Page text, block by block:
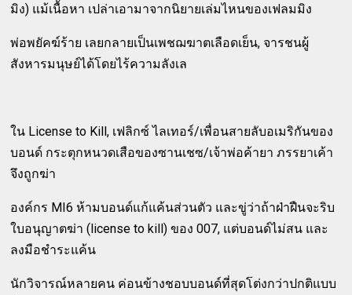
มิง) แม้เนื้อหา เปล่าเอามาจากนิยายเล่มไหนของเฟลมมิง
พ่อพยัคฆ์ร้าย เลยกลายเป็นเพชฌฆาตเลือดเย็น, จารชนผู้
สังหารมนุษย์ได้โดยไร้ความลังเล
ใน License to Kill, เฟลิกซ์ ไลเทอร์/เพื่อนสายลับอเมริกันของ
บอนด์ กระตุกหนวดเสือของซานเชซ/เจ้าพ่อค้ายา ภรรยาเค้า
จึงถูกฆ่า
องค์กร MI6 ห้ามบอนด์แก้แค้นส่วนตัว และขู่ว่าถ้าฝ่าฝืนจะริบ
ใบอนุญาตฆ่า (license to kill) ของ 007, แต่บอนด์ไม่สน และ
ลงมือชำระแค้น
นักวิจารณ์หลายคน ค่อนข้างชอบบอนด์ที่สุดโต่งกว่าปกติแบบ